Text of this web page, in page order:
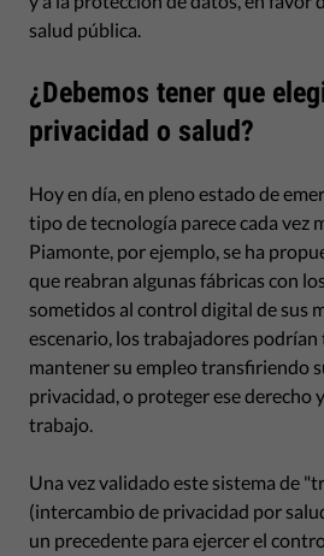
salud pública.
¿Debemos tener que
privacidad o salud?
Hoy en día, en pleno estado de
tipo de tecnología parece cada vez
Piamonte, por ejemplo, se ha
que reabran algunas fábricas con
sometidos al control digital de sus
escenario, los trabajadores
mantener su empleo transfiriendo
privacidad, o proteger ese derecho
trabajo.
Una vez validado este sistema de
(intercambio de privacidad por
un precedente para ejercer el